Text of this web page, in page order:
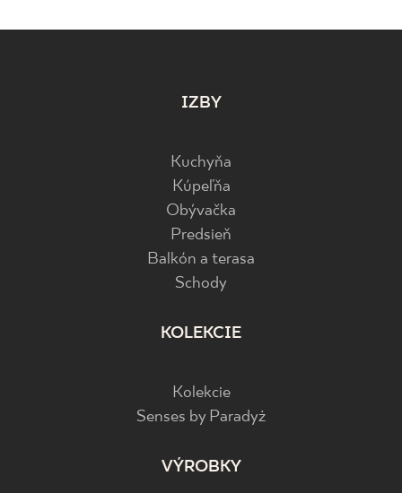
IZBY
Kuchyňa
Kúpeľňa
Obývačka
Predsieň
Balkón a terasa
Schody
KOLEKCIE
Kolekcie
Senses by Paradyż
VÝROBKY